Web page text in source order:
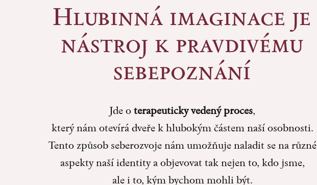
Hlubinná imaginace je
nástroj k pravdivému
sebepoznání
Jde o terapeuticky vedený proces,
který nám otevírá dveře k hlubokým částem naší osobnosti.
Tento způsob seberozvoje nám umožňuje naladit se na různé
aspekty naší identity a objevovat tak nejen to, kdo jsme,
ale i to, kým bychom mohli být.